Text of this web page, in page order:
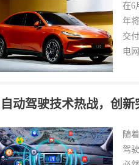
在6
年
交
电
自动驾驶技术热战，创
随
驾